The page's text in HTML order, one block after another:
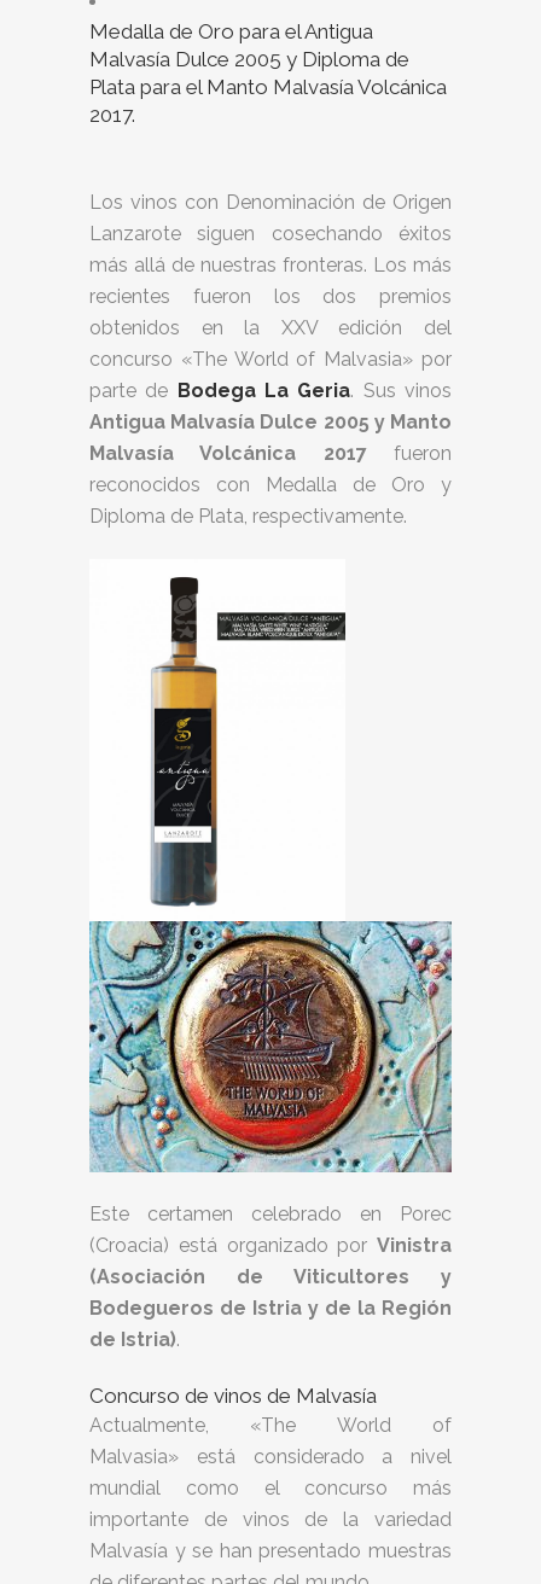
Medalla de Oro para el Antigua
Malvasía Dulce 2005 y Diploma de
Plata para el Manto Malvasía Volcánica
2017.
Los vinos con Denominación de Origen
Lanzarote siguen cosechando éxitos
más allá de nuestras fronteras. Los más
recientes fueron los dos premios
obtenidos en la XXV edición del
concurso «The World of Malvasia» por
parte de Bodega La Geria. Sus vinos
Antigua Malvasía Dulce 2005 y Manto
Malvasía Volcánica 2017fueron
reconocidos con Medalla de Oro y
Diploma de Plata, respectivamente.
Este certamen celebrado en Porec
(Croacia) está organizado por Vinistra
(Asociación de Viticultores y
Bodegueros de Istria y de la Región
de Istria).
Concurso de vinos de Malvasía
Actualmente, «The World of
Malvasia» está considerado a nivel
mundial como el concurso más
importante de vinos de la variedad
Malvasía y se han presentado muestras